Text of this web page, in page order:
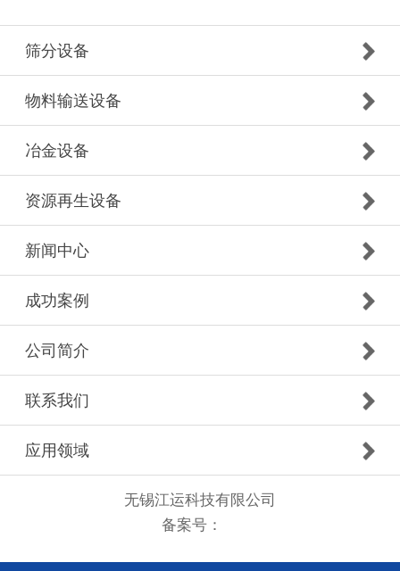
筛分设备
物料输送设备
冶金设备
资源再生设备
新闻中心
成功案例
公司简介
联系我们
应用领域
无锡江运科技有限公司
备案号：